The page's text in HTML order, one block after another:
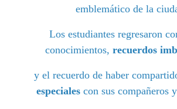
emblemático de la
Los estudiantes regresaron
conocimientos, recuerdos
y el recuerdo de haber
especialescon sus compañeros